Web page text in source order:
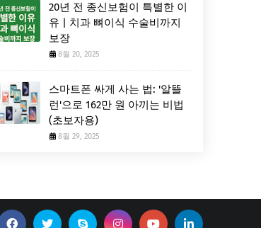
20년 전 종신보험이 특별한 이
유 | 치과 뼈이식 수술비까지
보장
8월 20, 2025
스마트폰 싸게 사는 법: '알뜰
런'으로 162만 원 아끼는 비법
(초보자용)
8월 29, 2025